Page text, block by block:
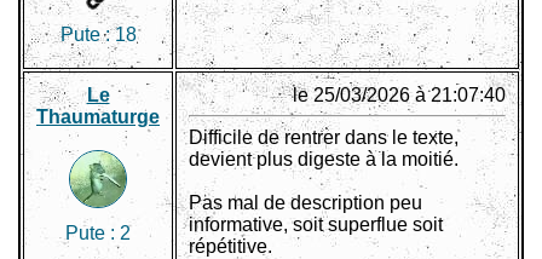
Pute :18
Le
Thaumaturge
Pute : 2
le 25/03/2026 à 21:07:40
Difficile de rentrer dans le texte,
devient plus digeste à la moitié.
Pas mal de description peu
informative, soit superflue soit
répétitive.